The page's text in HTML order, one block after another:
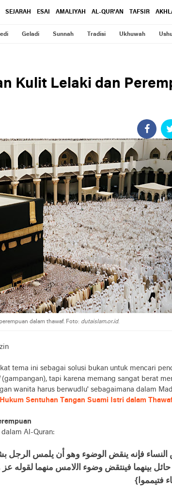
SEJARAH ESAI AMALIYAH AL-QUR'AN TAFSIR
Geladi Sunnah Tradisi Ukhuwah
Kulit Lelaki dan
dalam thawaf. Foto: dutaislam.or.id.
tema ini sebagai solusi bukan untuk mencari
(gampangan), tapi karena memang sangat berat
wanita harus berwudlu' sebagaimana dalam
Hukum Sentuhan Tangan Suami Istri dalam
Al-Quran:
ﻓﺈﻧﻪ ﻳﻨﻘﺾ اﻟﻮﺿﻮء ﻭﻫﻮ ﺃﻥ ﻳﻠﻤﺲ اﻟﺮﺟﻞ
ﺑﻴﻨﻬﻤﺎ ﻓﻴﻨﺘﻘﺾ ﻭﺿﻮء اﻟﻻﻣﺲ ﻣﻨﻬﻤﺎ ﻟﻘﻮﻟﻪ